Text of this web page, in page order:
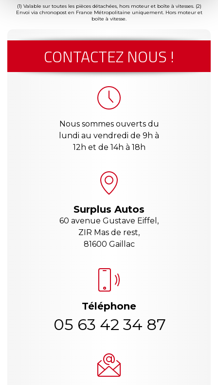
(1) Valable sur toutes les pièces détachées, hors moteur et boîte à vitesses. (2)
Envoi via chronopost en France Métropolitaine uniquement. Hors moteur et
boîte à vitesse.
CONTACTEZ NOUS !
Nous sommes ouverts du
lundi au vendredi de 9h à
12h et de 14h à 18h
Surplus Autos
60 avenue Gustave Eiffel,
ZIR Mas de rest,
81600 Gaillac
Téléphone
05 63 42 34 87